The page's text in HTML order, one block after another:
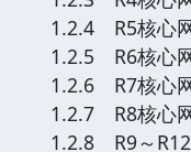
1.2.4 R5核心
1.2.5 R6核心
1.2.6 R7核心
1.2.7 R8核心
1.2.8 R9～